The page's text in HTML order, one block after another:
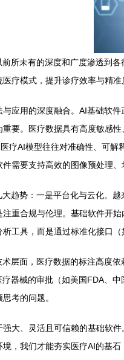
所未有的深度和广度渗透到
疗模式，提升诊疗效率与精
应用的深度融合。AI基础软
要。医疗数据具有高度敏感
疗AI模型往往对准确性、可
需要支持高效的图像预处理
趋势：一是平台化与云化。
重合规与伦理。基础软件开
工具，而是通过标准化接口
层面，医疗数据的标注高度
器械的审批（如美国FDA、
考的问题。
强大、灵活且可信赖的基础
，我们才能夯实医疗AI的基